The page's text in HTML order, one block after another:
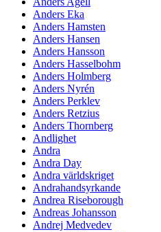
Anders Eka
Anders Hamsten
Anders Hansen
Anders Hansson
Anders Hasselbohm
Anders Holmberg
Anders Nyrén
Anders Perklev
Anders Retzius
Anders Thornberg
Andlighet
Andra
Andra Day
Andra världskriget
Andrahandsyrkande
Andrea Riseborough
Andreas Johansson
Andrej Medvedev